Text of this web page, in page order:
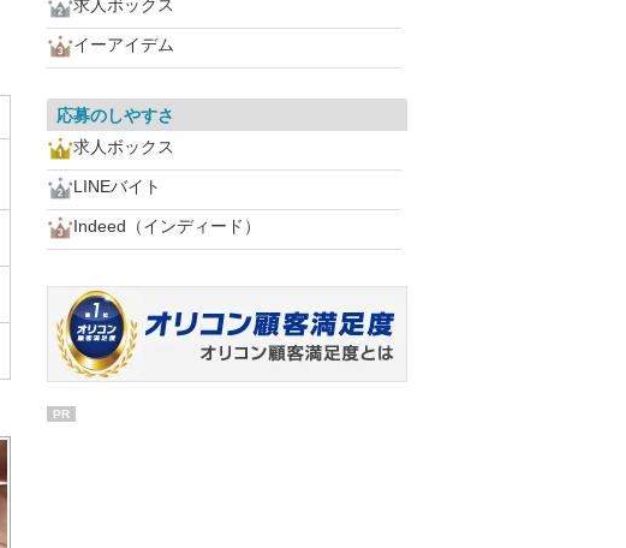
求人ボックス
イーアイデム
応募のしやすさ
求人ボックス
LINEバイト
Indeed（インディード）
PR